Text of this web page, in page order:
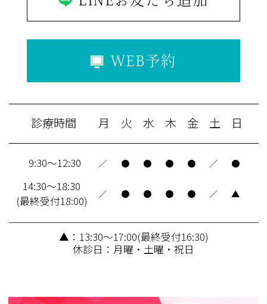
WEB予約
診療時間 月 火 水 木 金 土 日
9:30～12:30 ／ ● ● ● ● ／ ●
14:30～18:30
(最終受付18:00)
／ ● ● ● ● ／ ▲
▲：13:30～17:00(最終受付16:30)
休診日：月曜・土曜・祝日